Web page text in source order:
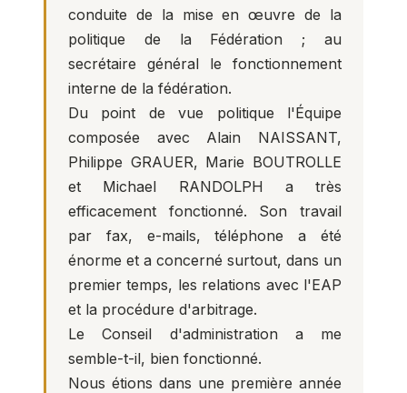
conduite de la mise en œuvre de la
politique de la Fédération ; au
secrétaire général le fonctionnement
interne de la fédération.
Du point de vue politique l'Équipe
composée avec Alain NAISSANT,
Philippe GRAUER, Marie BOUTROLLE
et Michael RANDOLPH a très
efficacement fonctionné. Son travail
par fax, e-mails, téléphone a été
énorme et a concerné surtout, dans un
premier temps, les relations avec l'EAP
et la procédure d'arbitrage.
Le Conseil d'administration a me
semble-t-il, bien fonctionné.
Nous étions dans une première année